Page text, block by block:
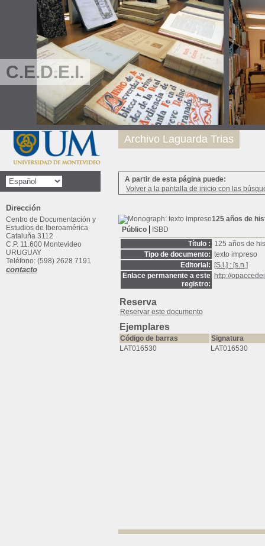
C.E.D.E.I.
A partir de esta página puede:
Volver a la pantalla de inicio con las
125 años de
Público
ISBD
Título : 125 años de
Tipo de documento: texto impreso
Editorial:
[S.l.] : [s.n.]
Enlace permanente a este
registro:
http://
Reserva
Reservar este documento
Ejemplares
Código de barras
Signatura
LAT016530
LAT016530
Archivo Laguarda Trias
Dirección
Centro de Documentación y
Estudios de Iberoamérica
Cataluña 3112
C.P. 11.600 Montevideo
URUGUAY
Teléfono: (598) 2628 7191
contacto